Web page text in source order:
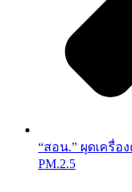
“สอน.” ผุดเครื่อ
PM.2.5